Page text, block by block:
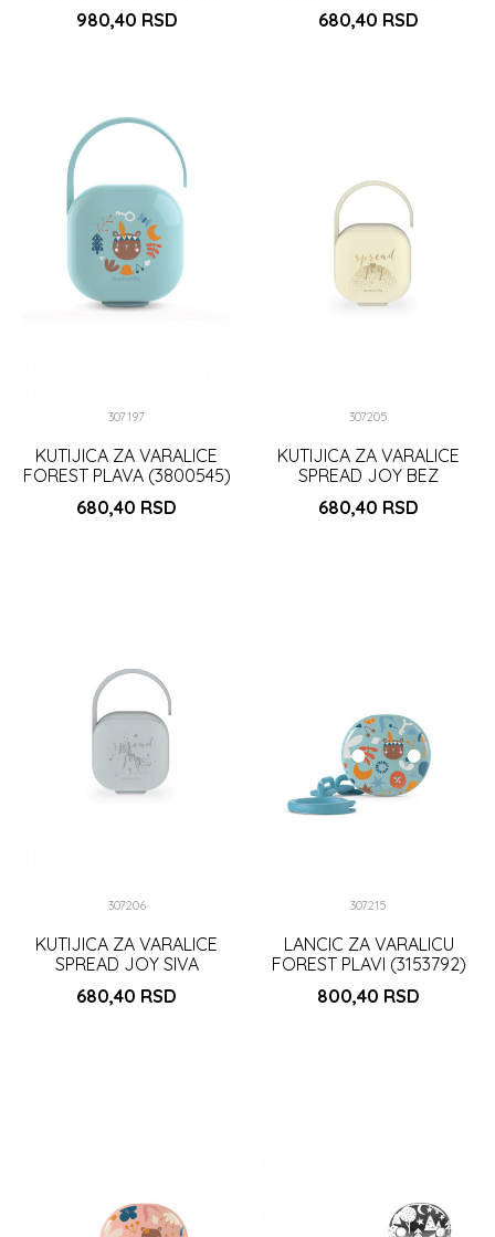
980,40 RSD
680,40 RSD
307197
KUTIJICA ZA VARALICE
FOREST PLAVA (3800545)
680,40 RSD
307205
KUTIJICA ZA VARALICE
SPREAD JOY BEZ
(3800545)
680,40 RSD
307206
KUTIJICA ZA VARALICE
SPREAD JOY SIVA
680,40 RSD
307215
LANCIC ZA VARALICU
FOREST PLAVI (3153792)
800,40 RSD